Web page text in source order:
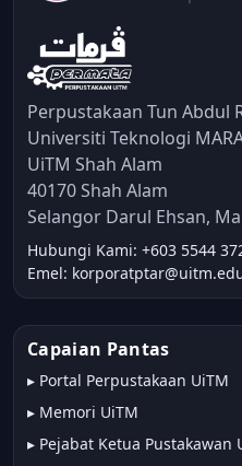
Perpustakaan Tun Abdul
Universiti Teknologi
UiTM Shah Alam
40170 Shah Alam
Selangor Darul Ehsan,
Hubungi Kami: +603 5544
Emel:
Capaian Pantas
▸ Portal Perpustakaan UiTM
▸ Memori UiTM
▸ Pejabat Ketua Pustakawan